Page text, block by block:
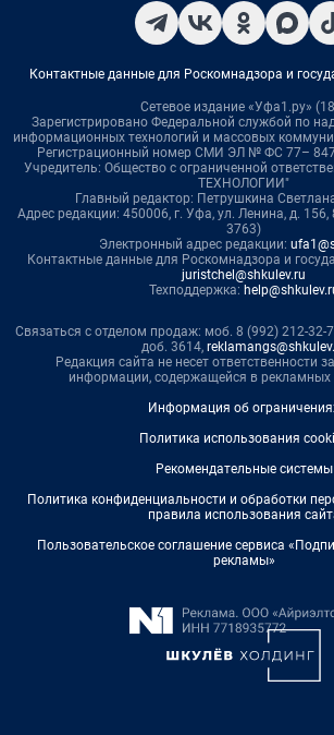
Контактные данные для Роскомнадзора и
Сетевое издание «Уфа1.ру»
Зарегистрировано Федеральной службой по
информационных технологий и массовых
Регистрационный номер СМИ ЭЛ № ФС 77–
Учредитель: Общество с ограниченной
ТЕХНОЛОГИИ"
Главный редактор: Петрушкина
Адрес редакции: 450006, г. Уфа, ул. Ленина, д.
3763)
Электронный адрес редакции:
Контактные данные для Роскомнадзора и
juristchel@shkulev.ru
Техподдержка:
Связаться с отделом продаж: моб. 8 (992) 212-32-
доб. 3614,
Редакция сайта не несет ответственности
информации, содержащейся в рекламных
Информация об
Политика использования
Рекомендательные системы
Политика конфиденциальности и обработки
правила использования
Пользовательское соглашение сервиса
рекламы»